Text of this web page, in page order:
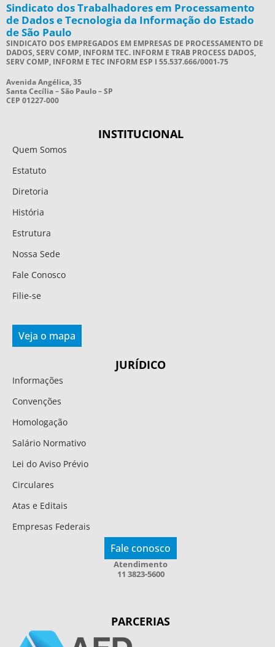
Sindicato dos Trabalhadores em Processamento
de Dados e Tecnologia da Informação do Estado
de São Paulo
SINDICATO DOS EMPREGADOS EM EMPRESAS DE PROCESSAMENTO DE
DADOS, SERV COMP, INFORM TEC. INFORM E TRAB PROCESS DADOS,
SERV COMP, INFORM E TEC INFORM ESP I 55.537.666/0001-75
Avenida Angélica, 35
Santa Cecília – São Paulo – SP
CEP 01227-000
INSTITUCIONAL
Quem Somos
Estatuto
Diretoria
História
Estrutura
Nossa Sede
Fale Conosco
Filie-se
Veja o mapa
JURÍDICO
Informações
Convenções
Homologação
Salário Normativo
Lei do Aviso Prévio
Circulares
Atas e Editais
Empresas Federais
Fale conosco
Atendimento
11 3823-5600
PARCERIAS